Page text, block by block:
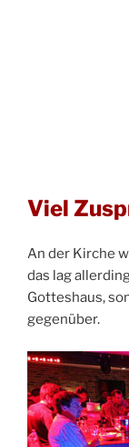
Viel
An der Kirche
das lag
Gotteshaus,
gegenüber.